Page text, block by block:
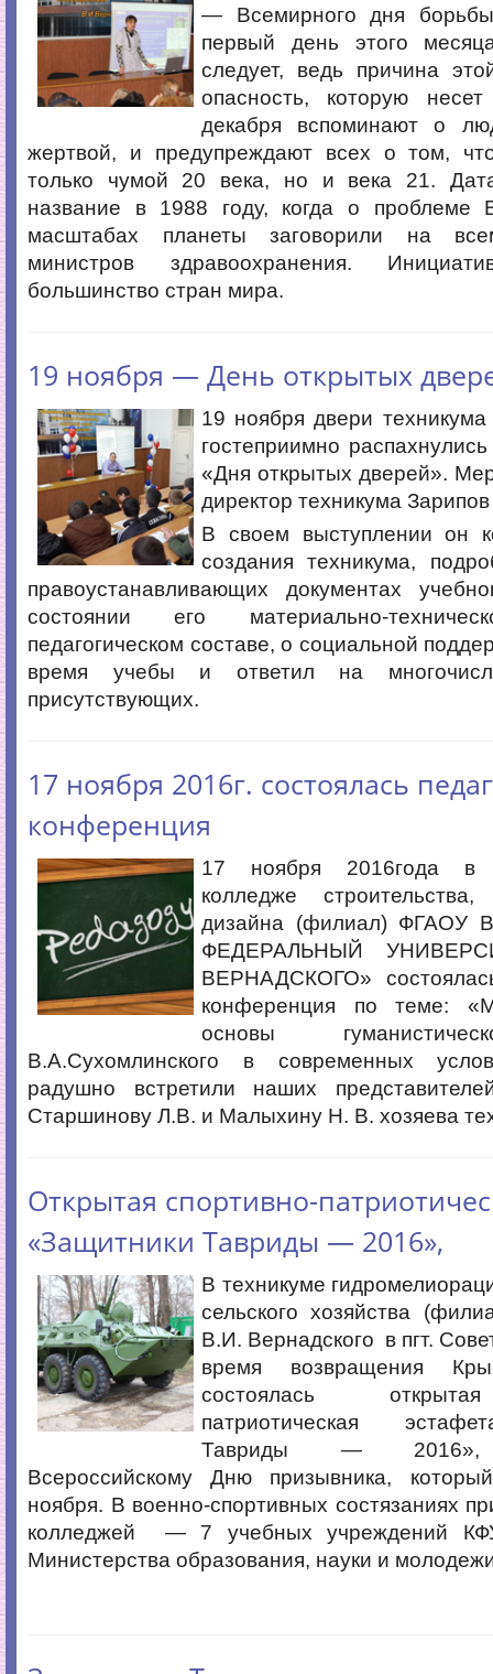
— Всемирного дня
первый день этого
следует, ведь причина
опасность, которую
декабря вспоминают о
жертвой, и предупреждают всех о том,
только чумой 20 века, но и века 21.
название в 1988 году, когда о
масштабах планеты заговорили на
министров здравоохранения.
большинство стран мира.
19 ноября — День открытых
19 ноября двери
гостеприимно
«Дня открытых дверей».
директор техникума
В своем выступлении он
создания техникума,
правоустанавливающих документах
состоянии его материально-
педагогическом составе, о социальной
время учебы и ответил на
присутствующих.
17 ноября 2016г. состоялась
конференция
17 ноября 2016года в
колледже
дизайна (филиал)
ФЕДЕРАЛЬНЫЙ
ВЕРНАДСКОГО» состоялась
конференция по теме:
основы
В.А.Сухомлинского в современных
радушно встретили наших
Старшинову Л.В. и Малыхину Н. В. хозяева
Открытая спортивно-
«Защитники Тавриды — 2016»,
В техникуме
сельского хозяйства
В.И. Вернадского в пгт.
время возвращения
состоялась
патриотическая
Тавриды — 2016»,
Всероссийскому Дню призывника,
ноября. В военно-спортивных состязаниях
колледжей — 7 учебных учреждений
Министерства образования, науки и